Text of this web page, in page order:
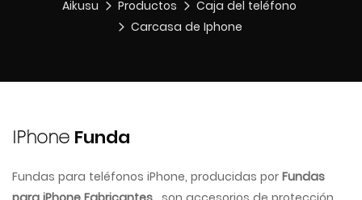
Aikusu Productos
Caja del teléfono
Carcasa de Iphone
IPhone Funda
Fundas para teléfonos iPhone, producidas por Fundas